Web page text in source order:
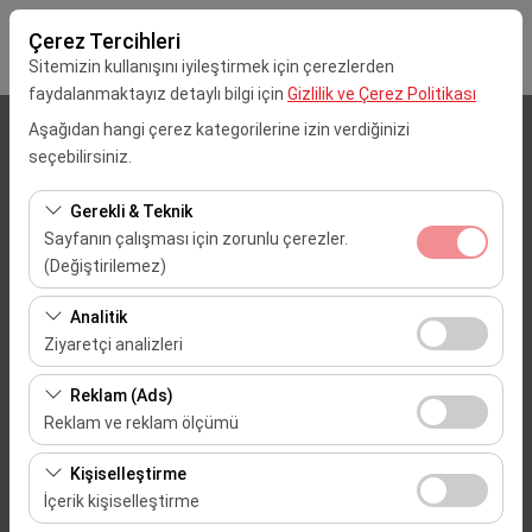
Çerez Tercihleri
Sitemizin kullanışını iyileştirmek için çerezlerden
faydalanmaktayız detaylı bilgi için Gizlilik ve Çerez Politikası
Aşağıdan hangi çerez kategorilerine izin verdiğinizi
seçebilirsiniz.
Gerekli & Teknik
Sayfanın çalışması için zorunlu çerezler.
(Değiştirilemez)
Bu çerezler sitenin doğru şekilde çalışması, güvenlik,
oturum yönetimi ve temel işlevler için gereklidir. Devre
dışı bırakılamaz.
Analitik
Ziyaretçi analizleri
Bu çerezler, sitemizin nasıl kullanıldığını (ziyaretçi sayısı,
en çok ziyaret edilen sayfalar, kullanıcı davranışları)
analiz etmemizi sağlar. Bu veriler, web sitesi
performansını ölçmek ve kullanıcı deneyimini sürekli
iyileştirmek için kullanılır.
Reklam (Ads)
Reklam ve reklam ölçümü
Bu çerezler, size ilgi alanlarınıza uygun kişiselleştirilmiş
reklamlar göstermemize ve reklam kampanyalarımızın
etkinliğini (gösterim sayısı, tıklama oranı) ölçmemize
Kişiselleştirme
İçerik kişiselleştirme
Alış Lokasyonu
Mersin Çukurova Uluslararası Havalimanı (Dış Hatlar)
Aracı farklı bir lokasyona bırakacağım
Alış Tarih & Saat
Bırakış Tarih & Saat